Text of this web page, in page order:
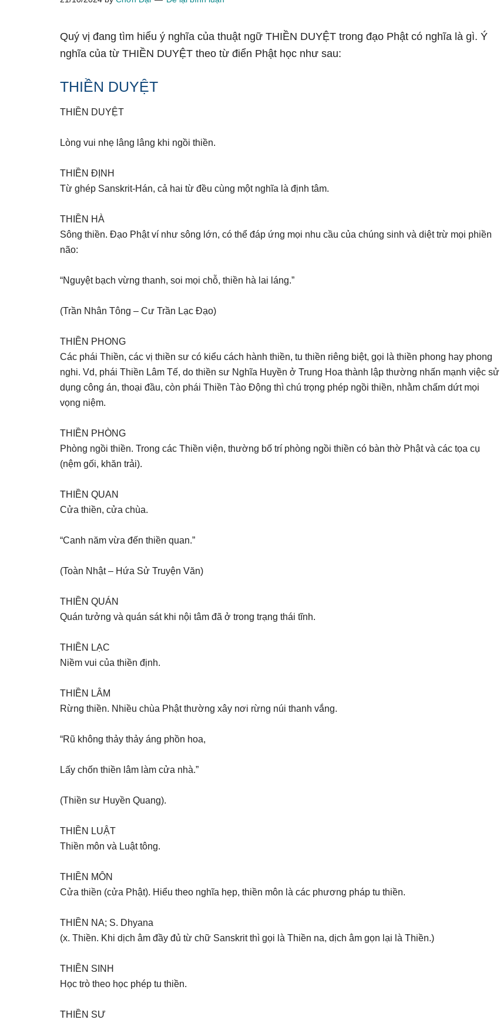
Quý vị đang tìm hiểu ý nghĩa của thuật ngữ THIỀN DUYỆT trong đạo Phật có nghĩa là gì. Ý
nghĩa của từ THIỀN DUYỆT theo từ điển Phật học như sau:
THIỀN DUYỆT
THIỀN DUYỆT
Lòng vui nhẹ lâng lâng khi ngồi thiền.
THIỀN ĐỊNH
Từ ghép Sanskrit-Hán, cả hai từ đều cùng một nghĩa là định tâm.
THIỀN HÀ
Sông thiền. Đạo Phật ví như sông lớn, có thể đáp ứng mọi nhu cầu của chúng sinh và diệt trừ mọi phiền
não:
“Nguyệt bạch vừng thanh, soi mọi chỗ, thiền hà lai láng.”
(Trần Nhân Tông – Cư Trần Lạc Đạo)
THIỀN PHONG
Các phái Thiền, các vị thiền sư có kiểu cách hành thiền, tu thiền riêng biệt, gọi là thiền phong hay phong
nghi. Vd, phái Thiền Lâm Tế, do thiền sư Nghĩa Huyền ở Trung Hoa thành lập thường nhấn mạnh việc sử
dụng công án, thoại đầu, còn phái Thiền Tào Động thì chú trọng phép ngồi thiền, nhằm chấm dứt mọi
vọng niệm.
THIỀN PHÒNG
Phòng ngồi thiền. Trong các Thiền viện, thường bố trí phòng ngồi thiền có bàn thờ Phật và các tọa cụ
(nệm gối, khăn trải).
THIỀN QUAN
Cửa thiền, cửa chùa.
“Canh năm vừa đến thiền quan.”
(Toàn Nhật – Hứa Sử Truyện Văn)
THIỀN QUÁN
Quán tưởng và quán sát khi nội tâm đã ở trong trạng thái tĩnh.
THIỀN LẠC
Niềm vui của thiền định.
THIỀN LÂM
Rừng thiền. Nhiều chùa Phật thường xây nơi rừng núi thanh vắng.
“Rũ không thảy thảy áng phồn hoa,
Lấy chốn thiền lâm làm cửa nhà.”
(Thiền sư Huyền Quang).
THIỀN LUẬT
Thiền môn và Luật tông.
THIỀN MÔN
Cửa thiền (cửa Phật). Hiểu theo nghĩa hẹp, thiền môn là các phương pháp tu thiền.
THIỀN NA; S. Dhyana
(x. Thiền. Khi dịch âm đầy đủ từ chữ Sanskrit thì gọi là Thiền na, dịch âm gọn lại là Thiền.)
THIỀN SINH
Học trò theo học phép tu thiền.
THIỀN SƯ